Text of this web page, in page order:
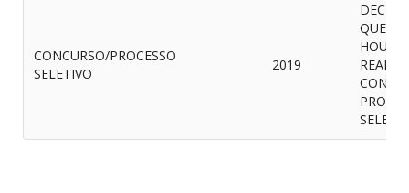
CONCURSO/PROCESSO
SELETIVO
2019
QUE
HOUVE